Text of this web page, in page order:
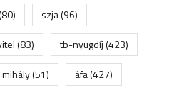
szja(96)
(83) tb-nyugdíj(423)
(51) áfa(427)